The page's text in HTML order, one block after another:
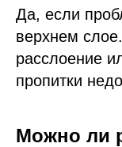
Да, если
верхнем
расслоение
пропитки
Можно ли